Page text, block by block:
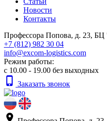
Новости
Контакты
Профессора Попова, д. 23,
+7 (812) 982 30 04
info@excom-logistics.com
Режим работы:
с 10.00 - 19.00 без выходных
phone_iphone Заказать звонок
place